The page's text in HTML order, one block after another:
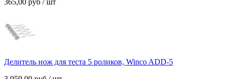
Делитель нож для теста 5 роликов, Winco ADD-5